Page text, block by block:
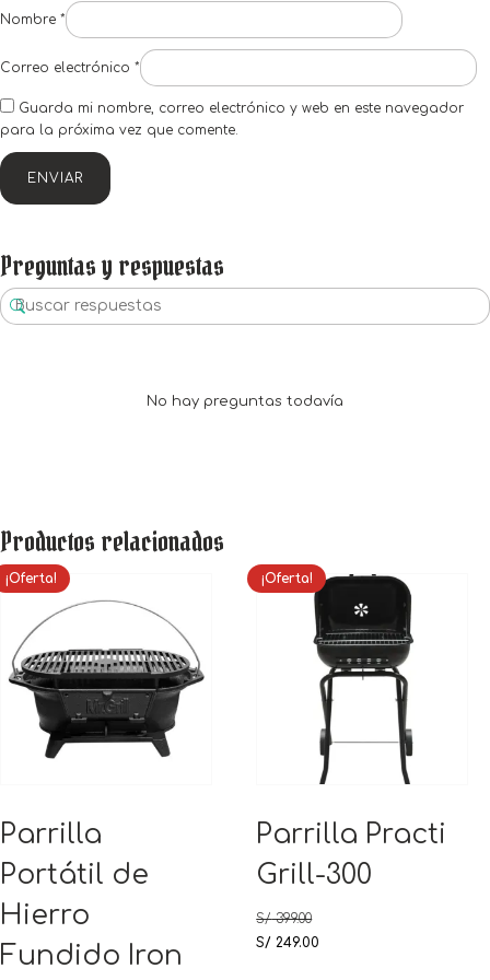
Nombre *
Correo electrónico *
Guarda mi nombre, correo electrónico y web en este navegador
para la próxima vez que comente.
Preguntas y respuestas
No hay preguntas todavía
Productos relacionados
¡Oferta!
Parrilla
Portátil de
Hierro
Fundido Iron
¡Oferta!
Parrilla Practi
Grill-300
S/399.00
El
S/ 249.00